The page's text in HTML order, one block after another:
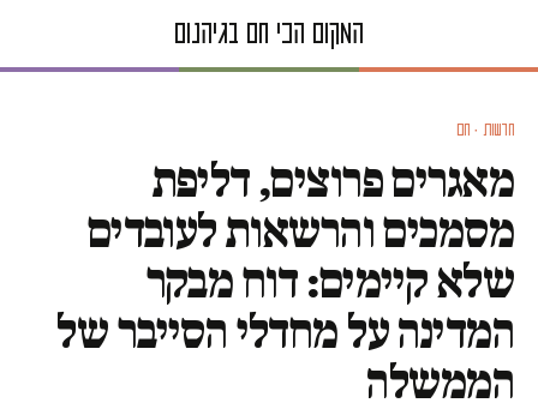
חדשות · חם
מאגרים פרוצים, דליפת
מסמכים והרשאות לעובדים
שלא קיימים: דוח מבקר
המדינה על מחדלי הסייבר של
הממשלה